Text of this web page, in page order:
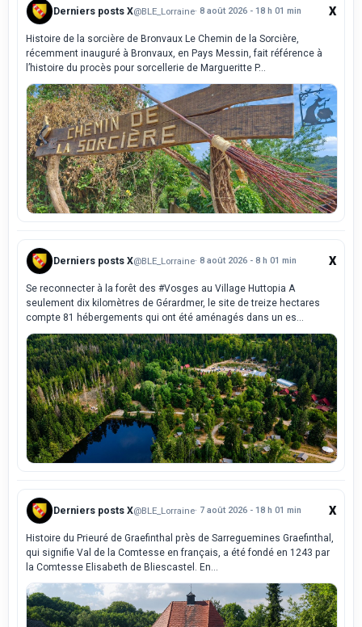
Derniers posts X@BLE_Lorraine· 8 août 2026 - 18 h 01 min X
Histoire de la sorcière de Bronvaux Le Chemin de la Sorcière,
récemment inauguré à Bronvaux, en Pays Messin, fait référence à
l’histoire du procès pour sorcellerie de Margueritte P...
Derniers posts X@BLE_Lorraine· 8 août 2026 - 8 h 01 min X
Se reconnecter à la forêt des #Vosges au Village Huttopia A
seulement dix kilomètres de Gérardmer, le site de treize hectares
compte 81 hébergements qui ont été aménagés dans un es...
Derniers posts X@BLE_Lorraine· 7 août 2026 - 18 h 01 min X
Histoire du Prieuré de Graefinthal près de Sarreguemines Graefinthal,
qui signifie Val de la Comtesse en français, a été fondé en 1243 par
la Comtesse Elisabeth de Bliescastel. En...